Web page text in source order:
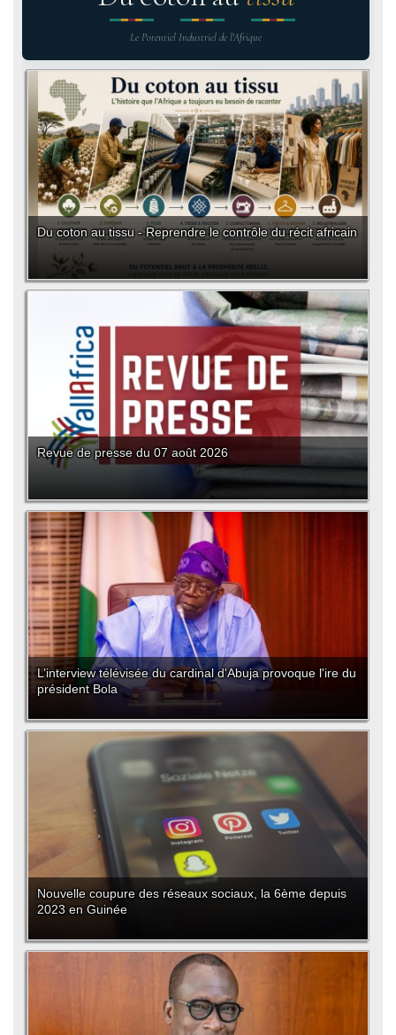
Le Potentiel Industriel de l'Afrique
Du coton au tissu - Reprendre le contrôle du récit africain
Revue de presse du 07 août 2026
L’interview télévisée du cardinal d'Abuja provoque l'ire du
président Bola
Nouvelle coupure des réseaux sociaux, la 6ème depuis
2023 en Guinée